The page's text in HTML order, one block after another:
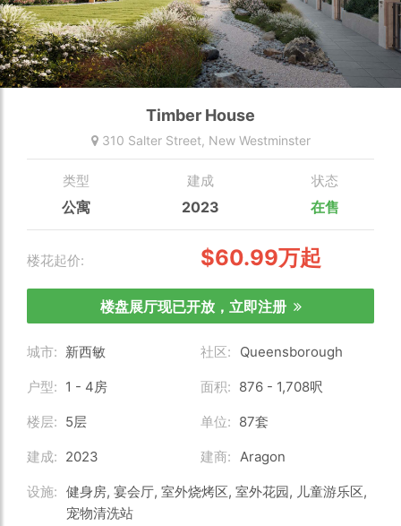
Timber House
310 Salter Street, New Westminster
类型
公寓
建成
2023
状态
在售
楼花起价: $60.99万起
楼盘展厅现已开放，立即注册
城市: 新西敏 社区: Queensborough
户型: 1 - 4房 面积: 876 - 1,708呎
楼层: 5层 单位: 87套
建成: 2023 建商: Aragon
设施: 健身房, 宴会厅, 室外烧烤区, 室外花园, 儿童游乐区,
宠物清洗站